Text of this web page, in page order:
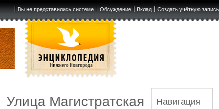
Вы не представились системе Обсуждение Вклад Создать учётную запись
Улица Магистратская Навигация